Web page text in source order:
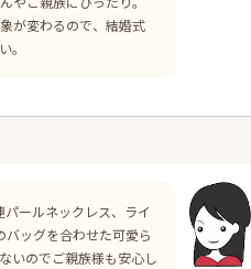
が変わるので、結婚式
。
ールネックレス、ライ
バッグを合わせた可愛ら
いのでご親族様も安心し